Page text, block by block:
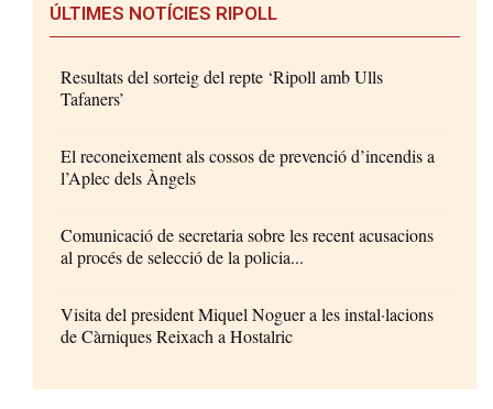
ÚLTIMES NOTÍCIES RIPOLL
Resultats del sorteig del repte ‘Ripoll amb Ulls
Tafaners’
El reconeixement als cossos de prevenció d’incendis a
l’Aplec dels Àngels
Comunicació de secretaria sobre les recent acusacions
al procés de selecció de la policia...
Visita del president Miquel Noguer a les instal·lacions
de Càrniques Reixach a Hostalric